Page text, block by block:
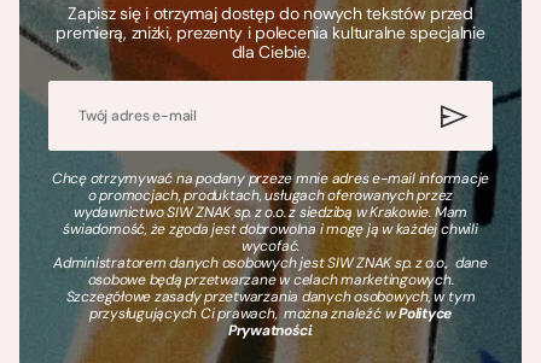
Zapisz się i otrzymaj dostęp do nowych tekstów przed
premierą, zniżki, prezenty i polecenia kulturalne specjalnie
dla Ciebie.
Chcę otrzymywać na podany przeze mnie adres e-mail informacje
o promocjach, produktach, usługach oferowanych przez
wydawnictwo SIW ZNAK sp. z o.o. z siedzibą w Krakowie. Mam
świadomość, że zgoda jest dobrowolna i mogę ją w każdej chwili
wycofać.
Administratorem danych osobowych jest SIW ZNAK sp. z o.o., dane
osobowe będą przetwarzane w celach marketingowych.
Szczegółowe zasady przetwarzania danych osobowych, w tym
przysługujących Ci prawach, można znaleźć wPolityce
Prywatności.